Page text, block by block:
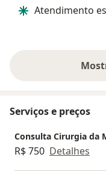
Atendimento
Serviços e preços
Consulta Cirurgia da
R$ 750 Detalhes